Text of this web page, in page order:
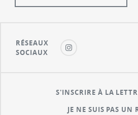
RÉSEAUX
SOCIAUX
S'INSCRIRE À LA
JE NE SUIS PAS UN